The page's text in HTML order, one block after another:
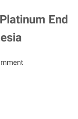
End